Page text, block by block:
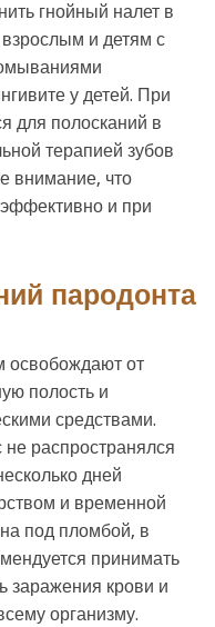
гнойный налет в
и детям с
у детей. При
для полосканий в
терапией зубов
внимание, что
и при
пародонта
освобождают от
полость и
средствами.
распространялся
дней
и временной
под пломбой, в
принимать
заражения крови и
организму.